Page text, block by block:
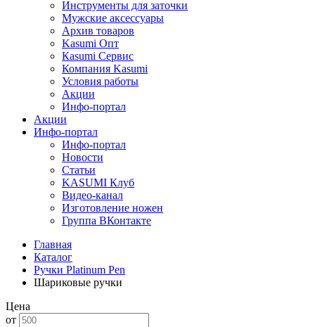
Инструменты для заточки
Мужские аксессуары
Архив товаров
Kasumi Опт
Кasumi Сервис
Компания Kasumi
Условия работы
Акции
Инфо-портал
Акции
Инфо-портал
Инфо-портал
Новости
Статьи
KASUMI Клуб
Видео-канал
Изготовление ножен
Группа ВКонтакте
Главная
Каталог
Ручки Platinum Pen
Шариковые ручки
Цена
от